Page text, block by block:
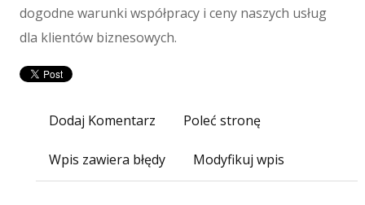
Agencje Reklamowe
Materiały Reklamowe
Imprezy Integracyjne
Hobby
Zajęcia Sportowe i Rekreacyjne
Produkcja
dogodne warunki współpracy i ceny naszych usług
dla klientów biznesowych.
Dodaj Komentarz Poleć stronę
Wpis zawiera błędy Modyfikuj wpis